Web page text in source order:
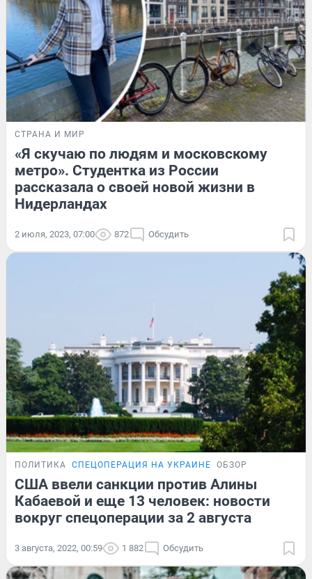
СТРАНА И МИР
«Я скучаю по людям и московскому
метро». Студентка из России
рассказала о своей новой жизни в
Нидерландах
2 июля, 2023, 07:00 872 Обсудить
ПОЛИТИКА СПЕЦОПЕРАЦИЯ НА УКРАИНЕ ОБЗОР
США ввели санкции против Алины
Кабаевой и еще 13 человек: новости
вокруг спецоперации за 2 августа
3 августа, 2022, 00:59 1 882 Обсудить